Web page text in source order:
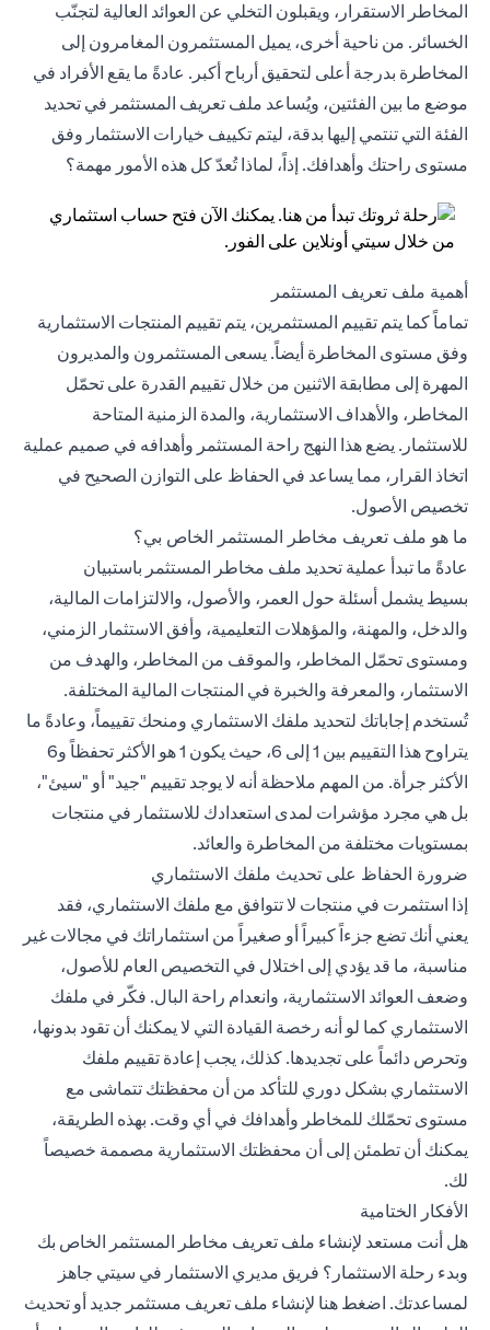
المخاطر الاستقرار، ويقبلون التخلي عن العوائد العالية لتجنّب
الخسائر. من ناحية أخرى، يميل المستثمرون المغامرون إلى
المخاطرة بدرجة أعلى لتحقيق أرباح أكبر. عادةً ما يقع الأفراد في
موضع ما بين الفئتين، ويُساعد ملف تعريف المستثمر في تحديد
الفئة التي تنتمي إليها بدقة، ليتم تكييف خيارات الاستثمار وفق
مستوى راحتك وأهدافك. إذاً، لماذا تُعدّ كل هذه الأمور مهمة؟
أهمية ملف تعريف المستثمر
تماماً كما يتم تقييم المستثمرين، يتم تقييم المنتجات الاستثمارية
وفق مستوى المخاطرة أيضاً. يسعى المستثمرون والمديرون
المهرة إلى مطابقة الاثنين من خلال تقييم القدرة على تحمّل
المخاطر، والأهداف الاستثمارية، والمدة الزمنية المتاحة
للاستثمار. يضع هذا النهج راحة المستثمر وأهدافه في صميم عملية
اتخاذ القرار، مما يساعد في الحفاظ على التوازن الصحيح في
تخصيص الأصول.
ما هو ملف تعريف مخاطر المستثمر الخاص بي؟
عادةً ما تبدأ عملية تحديد ملف مخاطر المستثمر باستبيان
بسيط يشمل أسئلة حول العمر، والأصول، والالتزامات المالية،
والدخل، والمهنة، والمؤهلات التعليمية، وأفق الاستثمار الزمني،
ومستوى تحمّل المخاطر، والموقف من المخاطر، والهدف من
الاستثمار، والمعرفة والخبرة في المنتجات المالية المختلفة.
تُستخدم إجاباتك لتحديد ملفك الاستثماري ومنحك تقييماً، وعادةً ما
يتراوح هذا التقييم بين 1 إلى 6، حيث يكون 1 هو الأكثر تحفظاً و6
الأكثر جرأة. من المهم ملاحظة أنه لا يوجد تقييم "جيد" أو "سيئ"،
بل هي مجرد مؤشرات لمدى استعدادك للاستثمار في منتجات
بمستويات مختلفة من المخاطرة والعائد.
ضرورة الحفاظ على تحديث ملفك الاستثماري
إذا استثمرت في منتجات لا تتوافق مع ملفك الاستثماري، فقد
يعني أنك تضع جزءاً كبيراً أو صغيراً من استثماراتك في مجالات غير
مناسبة، ما قد يؤدي إلى اختلال في التخصيص العام للأصول،
وضعف العوائد الاستثمارية، وانعدام راحة البال. فكّر في ملفك
الاستثماري كما لو أنه رخصة القيادة التي لا يمكنك أن تقود بدونها،
وتحرص دائماً على تجديدها. كذلك، يجب إعادة تقييم ملفك
الاستثماري بشكل دوري للتأكد من أن محفظتك تتماشى مع
مستوى تحمّلك للمخاطر وأهدافك في أي وقت. بهذه الطريقة،
يمكنك أن تطمئن إلى أن محفظتك الاستثمارية مصممة خصيصاً
لك.
الأفكار الختامية
هل أنت مستعد لإنشاء ملف تعريف مخاطر المستثمر الخاص بك
وبدء رحلة الاستثمار؟ فريق مديري الاستثمار في سيتي جاهز
لمساعدتك. اضغط هنا لإنشاء ملف تعريف مستثمر جديد أو تحديث